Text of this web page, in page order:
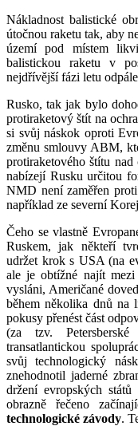
Nákladnost balistické
útočnou raketu tak, aby
území pod místem
balistickou raketu v
nejdřívější fázi letu
Rusko, tak jak bylo
protiraketový štít na
si svůj náskok oproti
změnu smlouvy ABM,
protiraketového štítu
nabízejí Rusku určitou
NMD není zaměřen
například ze severní
Čeho se vlastně
Ruskem, jak někteří
udržet krok s USA (na
ale je obtížné najít
vysláni, Američané
během několika dnů na
pokusy přenést část
(za tzv.
transatlantickou
svůj technologický
znehodnotil jaderné
držení evropských
obrazně řečeno
technologické závody.